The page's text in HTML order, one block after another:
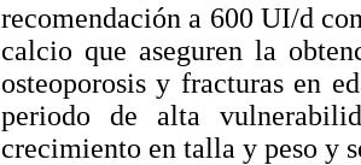
recomendación a 600 UI/d
calcio que aseguren la
osteoporosis y fracturas en
periodo de alta
crecimiento en talla y peso y